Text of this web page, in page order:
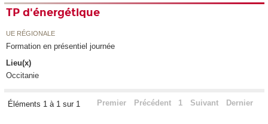
TP d'énergétique
UE RÉGIONALE
Formation en présentiel journée
Lieu(x)
Occitanie
Éléments 1 à 1 sur 1 Premier Précédent 1 Suivant Dernier